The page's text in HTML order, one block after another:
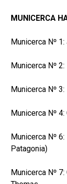
MUNICERCA
Municerca Nº
Municerca Nº
Municerca Nº
Municerca Nº
Municerca Nº
Patagonia)
Municerca Nº